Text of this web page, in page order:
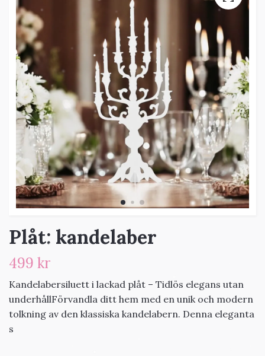
Plåt: kandelaber
499 kr
Kandelabersiluett i lackad plåt – Tidlös elegans utan
underhållFörvandla ditt hem med en unik och modern
tolkning av den klassiska kandelabern. Denna eleganta
s